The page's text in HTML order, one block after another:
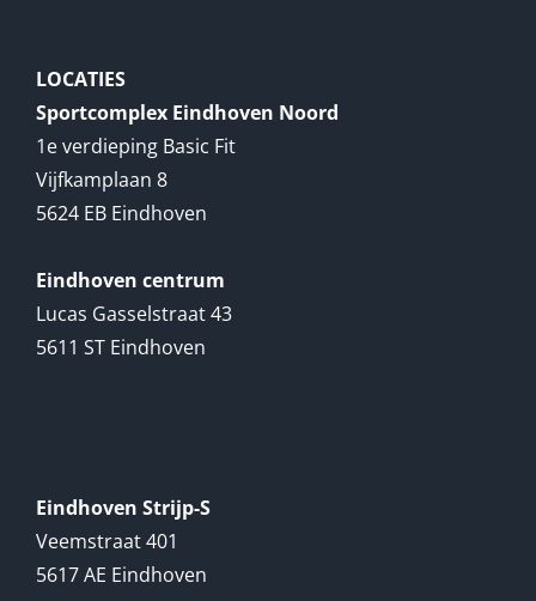
LOCATIES
Sportcomplex Eindhoven Noord
1e verdieping Basic Fit
Vijfkamplaan 8
5624 EB Eindhoven
Eindhoven centrum
Lucas Gasselstraat 43
5611 ST Eindhoven
Eindhoven Strijp-S
Veemstraat 401
5617 AE Eindhoven